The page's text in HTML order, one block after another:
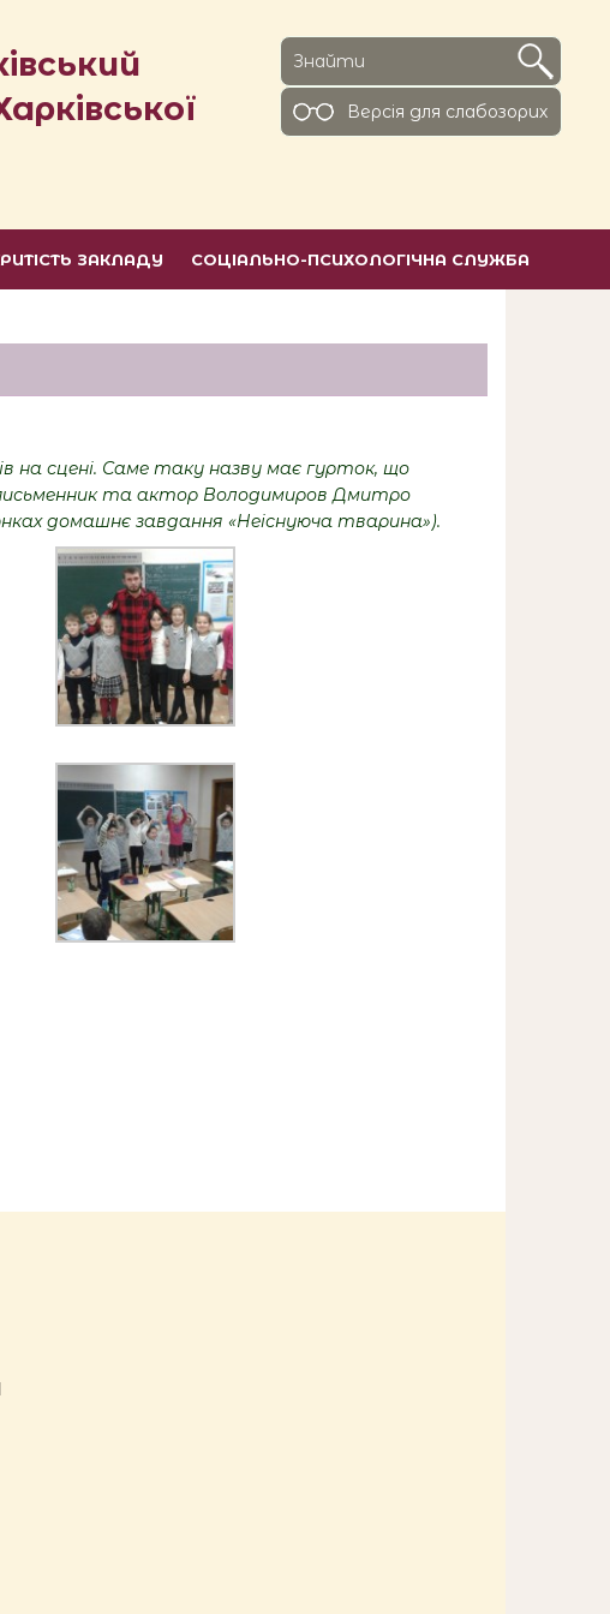
Версiя для слабозорих
ЗАКЛАДУ СОЦІАЛЬНО-ПСИХОЛОГІЧНА СЛУЖБА
на сцені. Саме таку назву має гурток, що
письменник та актор Володимиров Дмитро
домашнє завдання «Неіснуюча тварина»).